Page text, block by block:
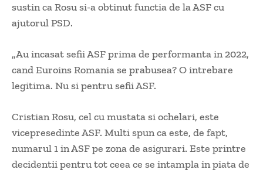
sustin ca Rosu si-a obtinut functia de la ASF cu
ajutorul PSD.
„Au incasat sefii ASF prima de performanta in 2022,
cand Euroins Romania se prabusea? O intrebare
legitima. Nu si pentru sefii ASF.
Cristian Rosu, cel cu mustata si ochelari, este
vicepresedinte ASF. Multi spun ca este, de fapt,
numarul 1 in ASF pe zona de asigurari. Este printre
decidentii pentru tot ceea ce se intampla in piata de